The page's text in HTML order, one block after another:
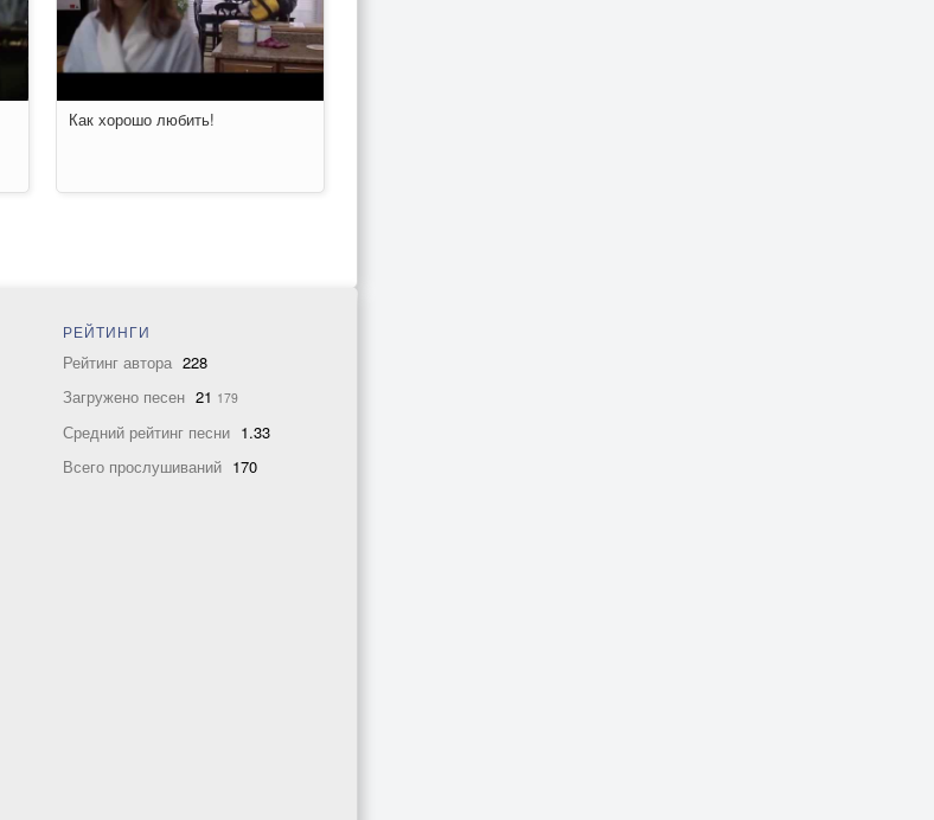
Как хорошо любить!
РЕЙТИНГИ
Рейтинг автора 228
Загружено песен 21 179
Средний рейтинг песни 1.33
Всего прослушиваний 170